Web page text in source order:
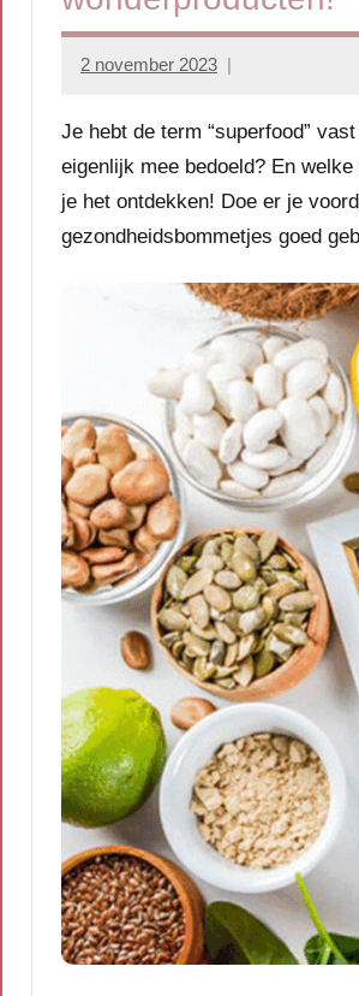
gebruiken
2 november 2023
Marion
Je hebt de term “superfood”
eigenlijk mee bedoeld? En
je het ontdekken! Doe er je
gezondheidsbommetjes goed